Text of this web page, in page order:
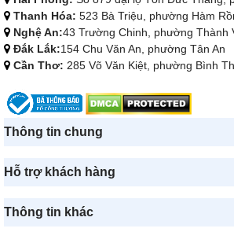
Thanh Hóa: 523 Bà Triệu, phường Hàm
Nghệ An:43 Trường Chinh, phường Thành
Đắk Lắk:154 Chu Văn An, phường Tân An
Cần Thơ: 285 Võ Văn Kiệt, phường Bình
Thông tin chung
Hỗ trợ khách hàng
Thông tin khác